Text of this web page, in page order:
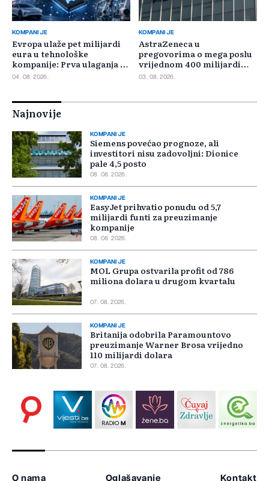
KOMPANIJE
Evropa ulaže pet milijardi
eura u tehnološke
kompanije: Prva ulaganja na
jesen
04. 08. 2026.
KOMPANIJE
AstraZeneca u
pregovorima o mega poslu
vrijednom 400 milijardi
dolara
03. 08. 2026.
Najnovije
KOMPANIJE
Siemens povećao prognoze, ali
investitori nisu zadovoljni: Dionice
pale 4,5 posto
08. 08. 2026.
KOMPANIJE
EasyJet prihvatio ponudu od 5,7
milijardi funti za preuzimanje
kompanije
08. 08. 2026.
KOMPANIJE
MOL Grupa ostvarila profit od 786
miliona dolara u drugom kvartalu
07. 08. 2026.
KOMPANIJE
Britanija odobrila Paramountovo
preuzimanje Warner Brosa vrijedno
110 milijardi dolara
07. 08. 2026.
O nama Oglašavanje Kontakt